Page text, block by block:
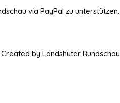
via PayPal zu unterstützen.
by Landshuter Rundschau